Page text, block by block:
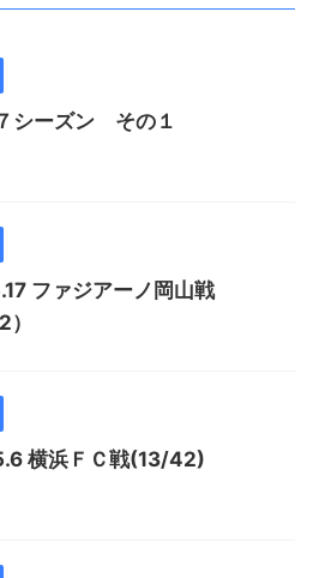
シーズン その１
ファジアーノ岡山戦
横浜ＦＣ戦(13/42)